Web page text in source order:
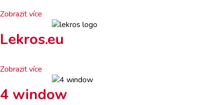
Zobrazit více
Lekros.eu
Zobrazit více
4 window